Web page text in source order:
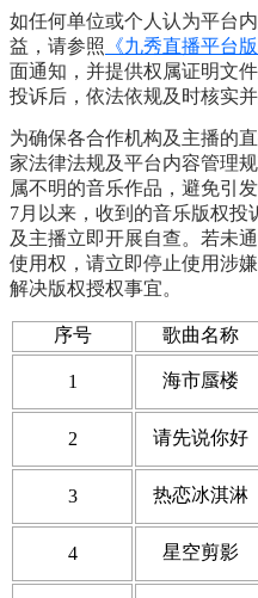
如任何单位或个人认为平台
益，请参照
《九秀直播平台
面通知，并提供权属证明文
投诉后，依法依规及时核实并
为确保各合作机构及主播的
家法律法规及平台内容管理
属不明的音乐作品，避免引
7月以来，收到的音乐版权投
及主播立即开展自查。若未
使用权，请立即停止使用涉
解决版权授权事宜。
序号 歌曲名称
1 海市蜃楼
2 请先说你好
3 热恋冰淇淋
4 星空剪影